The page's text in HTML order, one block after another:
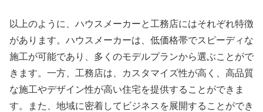
以上のように、ハウスメーカーと工務店にはそれぞれ特徴
があります。ハウスメーカーは、低価格帯でスピーディな
施工が可能であり、多くのモデルプランから選ぶことがで
きます。一方、工務店は、カスタマイズ性が高く、高品質
な施工やデザイン性が高い住宅を提供することができま
す。また、地域に密着してビジネスを展開することができ